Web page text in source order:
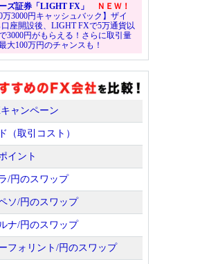
ズ証券「LIGHT FX」
ＮＥＷ！
万3000円キャッシュバック】ザイ
座開設後、LIGHT FXで5万通貨以
3000円がもらえる！さらに取引量
大100万円のチャンスも！
ャンペーン
（取引コスト）
イント
/円のスワップ
ソ/円のスワップ
ナ/円のスワップ
フォリント/円のスワップ